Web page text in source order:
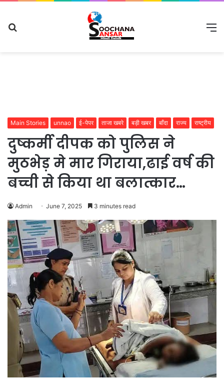
Main Stories unnao ई-पेपर ताजा खबरे बड़ी खबर बाँदा राज्य राष्ट्रीय
दुष्कर्मी दीपक को पुलिस ने
मुठभेड़ मे मार गिराया,ढाई वर्ष की
बच्ची से किया था बलात्कार…
Admin June 7, 2025 3 minutes read